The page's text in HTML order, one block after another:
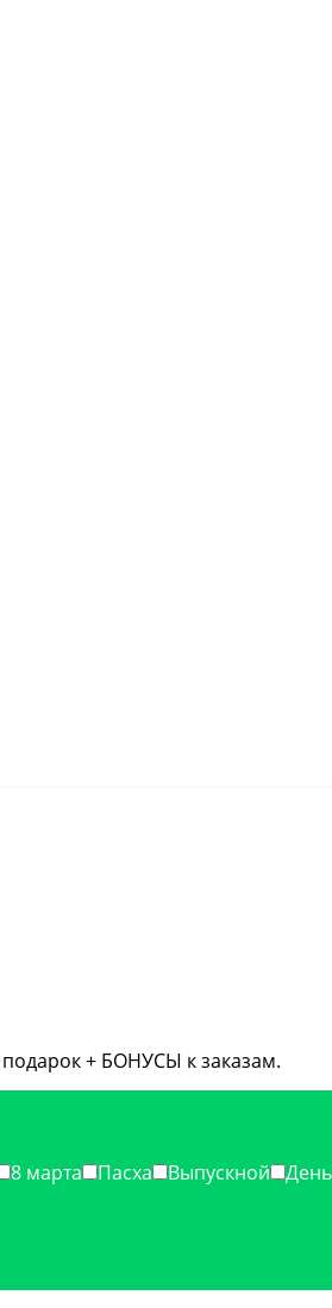
+ БОНУСЫ к заказам.
8 марта Пасха Выпускной
День